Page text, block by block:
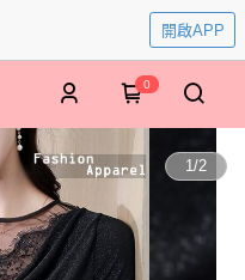
開啟APP
0
1/2